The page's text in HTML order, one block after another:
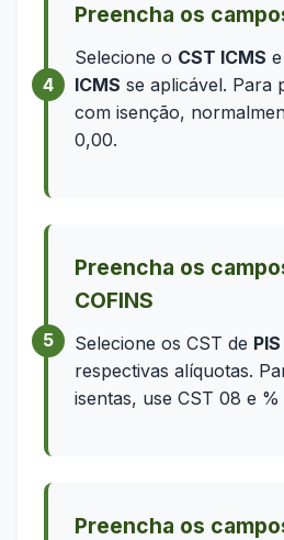
Preencha os
Selecione o CST ICMS
ICMS se aplicável. Para
com isenção,
0,00.
Preencha os
COFINS
Selecione os CST de PIS
respectivas alíquotas.
isentas, use CST 08 e
Preencha os